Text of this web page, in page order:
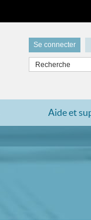
Se connecter
Aide et